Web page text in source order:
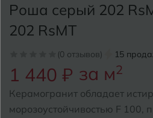
Роша серый 202
202 RsMT
(0 отзывов) 15
1 440 ₽ за м2
Керамогранит обладает
морозоустойчивостью F 100,
Анапа
Б Барнаул
Белгород